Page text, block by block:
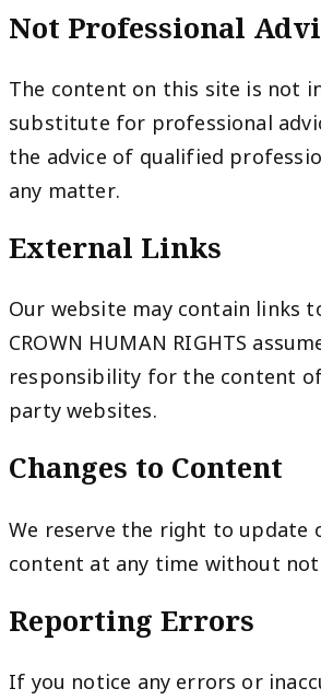
Not Professional
The content on this site is not
substitute for professional
the advice of qualified
any matter.
External Links
Our website may contain links
CROWN HUMAN RIGHTS
responsibility for the content
party websites.
Changes to Content
We reserve the right to update
content at any time without
Reporting Errors
If you notice any errors or